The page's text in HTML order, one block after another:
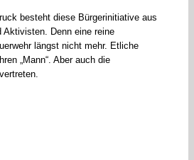
besteht diese Bürgerinitiative aus
Denn eine reine
längst nicht mehr. Etliche
„Mann“. Aber auch die